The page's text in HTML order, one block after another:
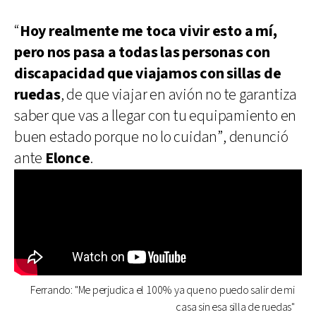
“Hoy realmente me toca vivir esto a mí,
pero nos pasa a todas las personas con
discapacidad que viajamos con sillas de
ruedas, de que viajar en avión no te garantiza
saber que vas a llegar con tu equipamiento en
buen estado porque no lo cuidan”, denunció
ante Elonce.
Ferrando: "Me perjudica el 100% ya que no puedo salir de mi
casa sin esa silla de ruedas"